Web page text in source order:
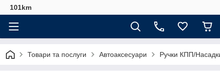
101km
Товари та послуги Автоаксесуари Ручки КПП/